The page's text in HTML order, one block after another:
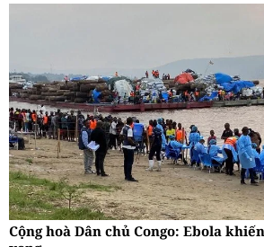
Cộng hoà Dân chủ Congo: Ebola